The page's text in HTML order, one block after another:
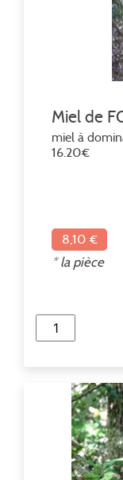
Miel de
miel à
16.20€
8,10 €
* la pièce